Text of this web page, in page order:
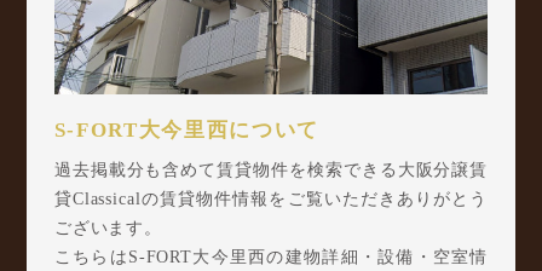
S-FORT大今里西について
過去掲載分も含めて賃貸物件を検索できる大阪分譲賃
貸Classicalの賃貸物件情報をご覧いただきありがとう
ございます。
こちらはS-FORT大今里西の建物詳細・設備・空室情